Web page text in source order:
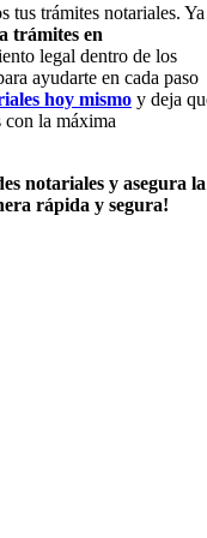
tus trámites notariales. Ya
trámites en
legal dentro de los
ayudarte en cada paso
hoy mismo y deja
con la máxima
notariales y asegura la
rápida y segura!